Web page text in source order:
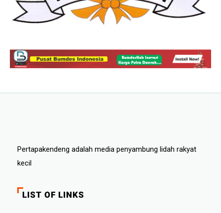
Pertapakendeng adalah media penyambung lidah rakyat
kecil
LIST OF LINKS